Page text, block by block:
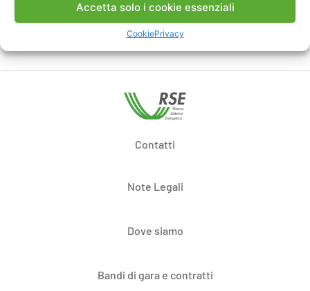
Accetta solo i cookie essenziali
CookiePrivacy
Contatti
Note Legali
Dove siamo
Bandi di gara e contratti